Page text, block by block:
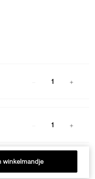
1
1
winkelmandje